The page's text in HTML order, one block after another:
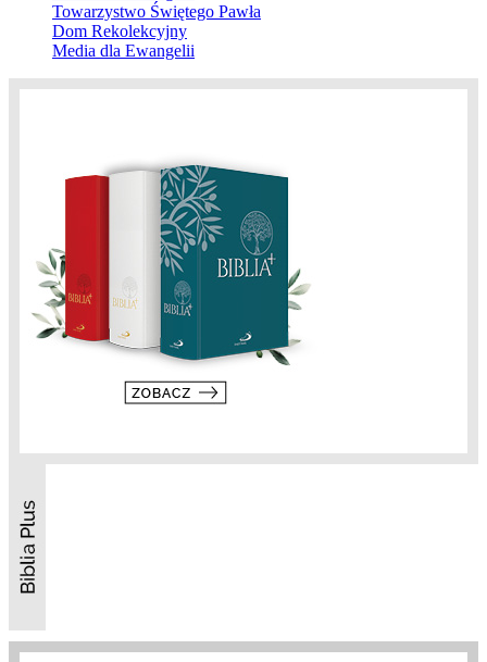
Towarzystwo Świętego Pawła
Dom Rekolekcyjny
Media dla Ewangelii